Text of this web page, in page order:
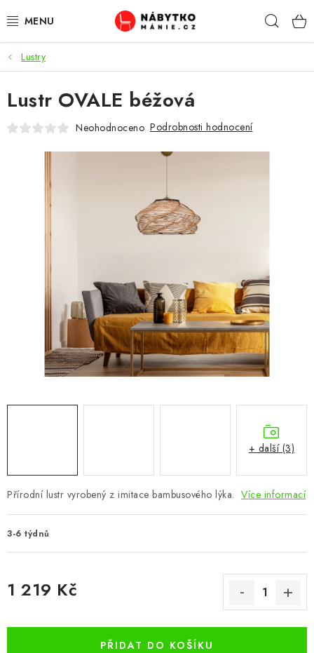
na
OBÝVACÍ POKOJ
KUCHYŇ A JÍDELNA
LOŽNICE
KANCELÁŘ / PRACOVNA
CHOVATELSKÉ POTŘEBY
DOPLŇKY A DEKORACE
VÝPRODEJ
Vše o nákupu
Lustry
Přírodní lustr vyrobený z imitace bambusového lýka. Více informací
3-6 týdnů
1 219 Kč
PŘIDAT DO KOŠÍKU
Lustr OVALE béžová
Neohodnoceno Podrobnosti hodnocení
+ další (3)